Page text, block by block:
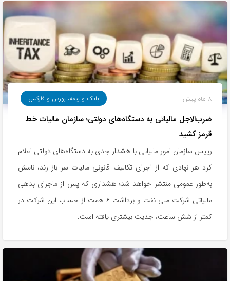
بانک و بیمه، بورس و فارکس 8 ماه پیش
ضرب‌الاجل مالیاتی به دستگاه‌های دولتی؛ سازمان مالیات خط
قرمز کشید
رییس سازمان امور مالیاتی با هشدار جدی به دستگاه‌های دولتی اعلام
کرد هر نهادی که از اجرای تکالیف قانونی مالیات سر باز زند، نامش
به‌طور عمومی منتشر خواهد شد؛ هشداری که پس از ماجرای بدهی
مالیاتی شرکت ملی نفت و برداشت ۶ همت از حساب این شرکت در
کمتر از شش ساعت، جدیت بیشتری یافته است.